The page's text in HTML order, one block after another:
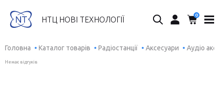
НТЦ НОВІ ТЕХНОЛОГІЇ
Пошук... 0
Головна Каталог товарів Радіостанції Аксесуари Аудіо
Немає відгуків